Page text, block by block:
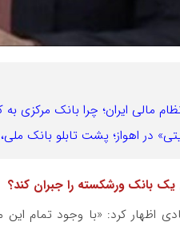
مالی ایران؛ چرا بانک مرکزی
در اهواز؛ پشت تابلو بانک
یک بانک ورشکسته را جبران کند؟
اظهار کرد: «با وجود تمام